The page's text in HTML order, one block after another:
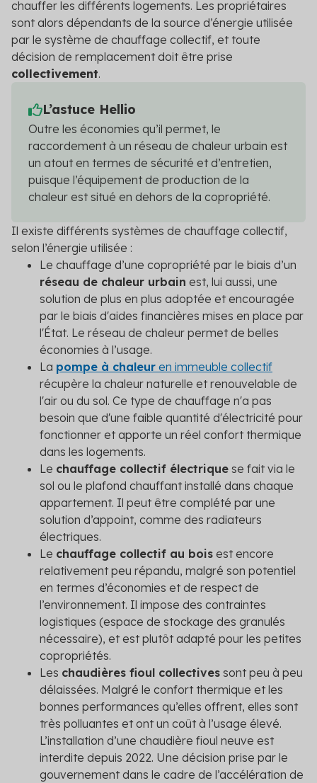
chauffer les différents logements. Les propriétaires
sont alors dépendants de la source d’énergie utilisée
par le système de chauffage collectif, et toute
décision de remplacement doit être prise
collectivement.
L’astuce Hellio
Outre les économies qu’il permet, le
raccordement à un réseau de chaleur urbain est
un atout en termes de sécurité et d’entretien,
puisque l’équipement de production de la
chaleur est situé en dehors de la copropriété.
Il existe différents systèmes de chauffage collectif,
selon l’énergie utilisée :
Le chauffage d’une copropriété par le biais d’un
réseau de chaleur urbain est, lui aussi, une
solution de plus en plus adoptée et encouragée
par le biais d'aides financières mises en place par
l'État. Le réseau de chaleur permet de belles
économies à l’usage.
La pompe à chaleur en immeuble collectif
récupère la chaleur naturelle et renouvelable de
l'air ou du sol. Ce type de chauffage n'a pas
besoin que d'une faible quantité d'électricité pour
fonctionner et apporte un réel confort thermique
dans les logements.
Le chauffage collectif électrique se fait via le
sol ou le plafond chauffant installé dans chaque
appartement. Il peut être complété par une
solution d’appoint, comme des radiateurs
électriques.
Le chauffage collectif au bois est encore
relativement peu répandu, malgré son potentiel
en termes d’économies et de respect de
l’environnement. Il impose des contraintes
logistiques (espace de stockage des granulés
nécessaire), et est plutôt adapté pour les petites
copropriétés.
Les chaudières fioul collectives sont peu à peu
délaissées. Malgré le confort thermique et les
bonnes performances qu’elles offrent, elles sont
très polluantes et ont un coût à l’usage élevé.
L’installation d’une chaudière fioul neuve est
interdite depuis 2022. Une décision prise par le
gouvernement dans le cadre de l’accélération de